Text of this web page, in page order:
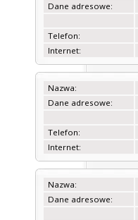
Dane adresowe:
Telefon:
Internet:
Nazwa:
Dane adresowe:
Telefon:
Internet:
Nazwa:
Dane adresowe: